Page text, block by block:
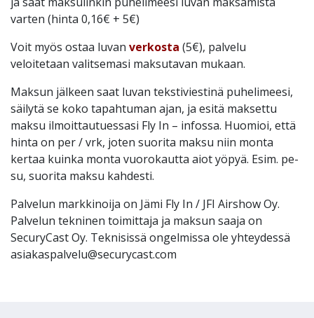
varten (hinta 0,16€ + 5€)
Voit myös ostaa luvan verkosta (5€), palvelu
veloitetaan valitsemasi maksutavan mukaan.
Maksun jälkeen saat luvan tekstiviestinä puhelimeesi,
säilytä se koko tapahtuman ajan, ja esitä maksettu
maksu ilmoittautuessasi Fly In – infossa. Huomioi, että
hinta on per / vrk, joten suorita maksu niin monta
kertaa kuinka monta vuorokautta aiot yöpyä. Esim. pe-
su, suorita maksu kahdesti.
Palvelun markkinoija on Jämi Fly In / JFI Airshow Oy.
Palvelun tekninen toimittaja ja maksun saaja on
SecuryCast Oy. Teknisissä ongelmissa ole yhteydessä
asiakaspalvelu@securycast.com